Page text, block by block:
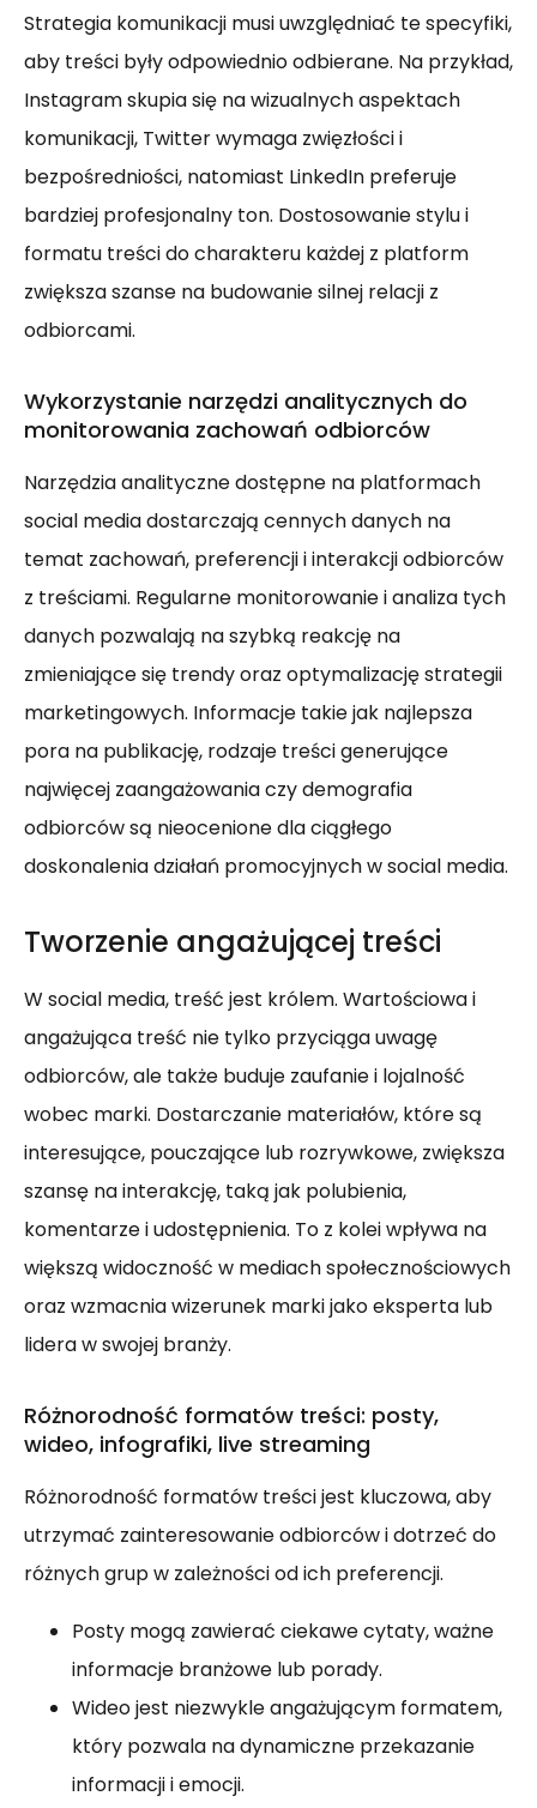
Strategia komunikacji musi uwzględniać te specyfiki,
aby treści były odpowiednio odbierane. Na przykład,
Instagram skupia się na wizualnych aspektach
komunikacji, Twitter wymaga zwięzłości i
bezpośredniości, natomiast LinkedIn preferuje
bardziej profesjonalny ton. Dostosowanie stylu i
formatu treści do charakteru każdej z platform
zwiększa szanse na budowanie silnej relacji z
odbiorcami.
Wykorzystanie narzędzi analitycznych do
monitorowania zachowań odbiorców
Narzędzia analityczne dostępne na platformach
social media dostarczają cennych danych na
temat zachowań, preferencji i interakcji odbiorców
z treściami. Regularne monitorowanie i analiza tych
danych pozwalają na szybką reakcję na
zmieniające się trendy oraz optymalizację strategii
marketingowych. Informacje takie jak najlepsza
pora na publikację, rodzaje treści generujące
najwięcej zaangażowania czy demografia
odbiorców są nieocenione dla ciągłego
doskonalenia działań promocyjnych w social media.
Tworzenie angażującej treści
W social media, treść jest królem. Wartościowa i
angażująca treść nie tylko przyciąga uwagę
odbiorców, ale także buduje zaufanie i lojalność
wobec marki. Dostarczanie materiałów, które są
interesujące, pouczające lub rozrywkowe, zwiększa
szansę na interakcję, taką jak polubienia,
komentarze i udostępnienia. To z kolei wpływa na
większą widoczność w mediach społecznościowych
oraz wzmacnia wizerunek marki jako eksperta lub
lidera w swojej branży.
Różnorodność formatów treści: posty,
wideo, infografiki, live streaming
Różnorodność formatów treści jest kluczowa, aby
utrzymać zainteresowanie odbiorców i dotrzeć do
różnych grup w zależności od ich preferencji.
Posty mogą zawierać ciekawe cytaty, ważne
informacje branżowe lub porady.
Wideo jest niezwykle angażującym formatem,
który pozwala na dynamiczne przekazanie
informacji i emocji.